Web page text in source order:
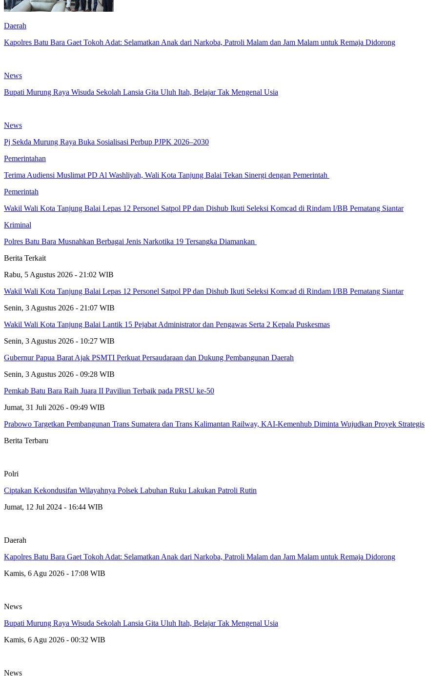
Daerah
Kapolres Batu Bara Gaet Tokoh Adat: Selamatkan Anak dari Narkoba, Patroli Malam dan Jam Malam untuk Remaja Didorong
News
Bupati Murung Raya Wisuda Sekolah Lansia Gita Uluh Itah, Belajar Tak Mengenal Usia
News
Pj Sekda Murung Raya Buka Sosialisasi Perbup PJPK 2026–2030
Pemerintahan
Terima Audiensi Muslimat PD Al Washliyah, Wali Kota Tanjung Balai Tekan Sinergi dengan Pemerintah
Pemerintah
Wakil Wali Kota Tanjung Balai Lepas 12 Personel Satpol PP dan Dishub Ikuti Seleksi Komcad di Rindam I/BB Pematang Siantar
Kriminal
Polres Batu Bara Musnahkan Berbagai Jenis Narkotika 19 Tersangka Diamankan
Berita Terkait
Rabu, 5 Agustus 2026 - 21:02 WIB
Wakil Wali Kota Tanjung Balai Lepas 12 Personel Satpol PP dan Dishub Ikuti Seleksi Komcad di Rindam I/BB Pematang Siantar
Senin, 3 Agustus 2026 - 21:07 WIB
Wakil Wali Kota Tanjung Balai Lantik 15 Pejabat Administrator dan Pengawas Serta 2 Kepala Puskesmas
Senin, 3 Agustus 2026 - 10:27 WIB
Gubernur Papua Barat Ajak PSMTI Perkuat Persaudaraan dan Dukung Pembangunan Daerah
Senin, 3 Agustus 2026 - 09:28 WIB
Pemkab Batu Bara Raih Juara II Paviliun Terbaik pada PRSU ke-50
Jumat, 31 Juli 2026 - 09:49 WIB
Prabowo Targetkan Pembangunan Trans Sumatera dan Trans Kalimantan Railway, KAI-Kemenhub Diminta Wujudkan Proyek Strategis
Berita Terbaru
Polri
Ciptakan Kekondusifan Wilayahnya Polsek Labuhan Ruku Lakukan Patroli Rutin
Jumat, 12 Jul 2024 - 16:44 WIB
Daerah
Kapolres Batu Bara Gaet Tokoh Adat: Selamatkan Anak dari Narkoba, Patroli Malam dan Jam Malam untuk Remaja Didorong
Kamis, 6 Agu 2026 - 17:08 WIB
News
Bupati Murung Raya Wisuda Sekolah Lansia Gita Uluh Itah, Belajar Tak Mengenal Usia
Kamis, 6 Agu 2026 - 00:32 WIB
News